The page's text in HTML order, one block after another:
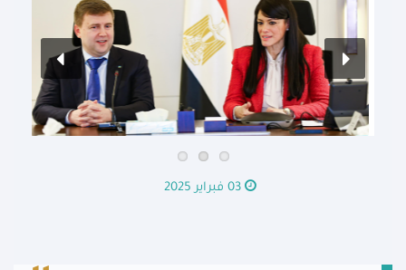
03 فبراير 2025